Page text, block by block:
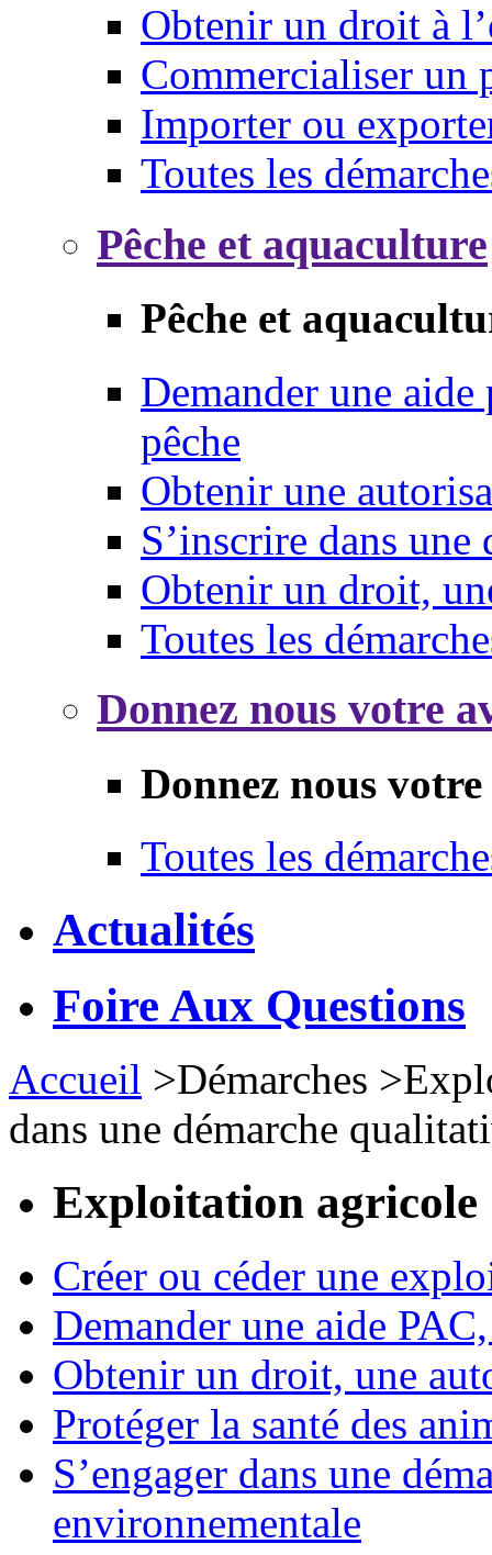
Obtenir un droit à
Commercialiser un
Importer ou
Toutes les
Pêche et aquaculture
Pêche et
Demander une
pêche
Obtenir une
S’inscrire dans une
Obtenir un droit,
Toutes les
Donnez nous votre
Donnez nous
Toutes les
Actualités
Foire Aux Questions
Accueil >Démarches >
dans une démarche
Exploitation agricole
Créer ou céder une
Demander une aide
Obtenir un droit, une
Protéger la santé des
S’engager dans une
environnementale